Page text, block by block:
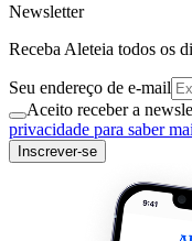
Newsletter
Receba Aleteia todos os
Seu endereço de e-mail
Aceito receber a
privacidade para saber
Inscrever-se